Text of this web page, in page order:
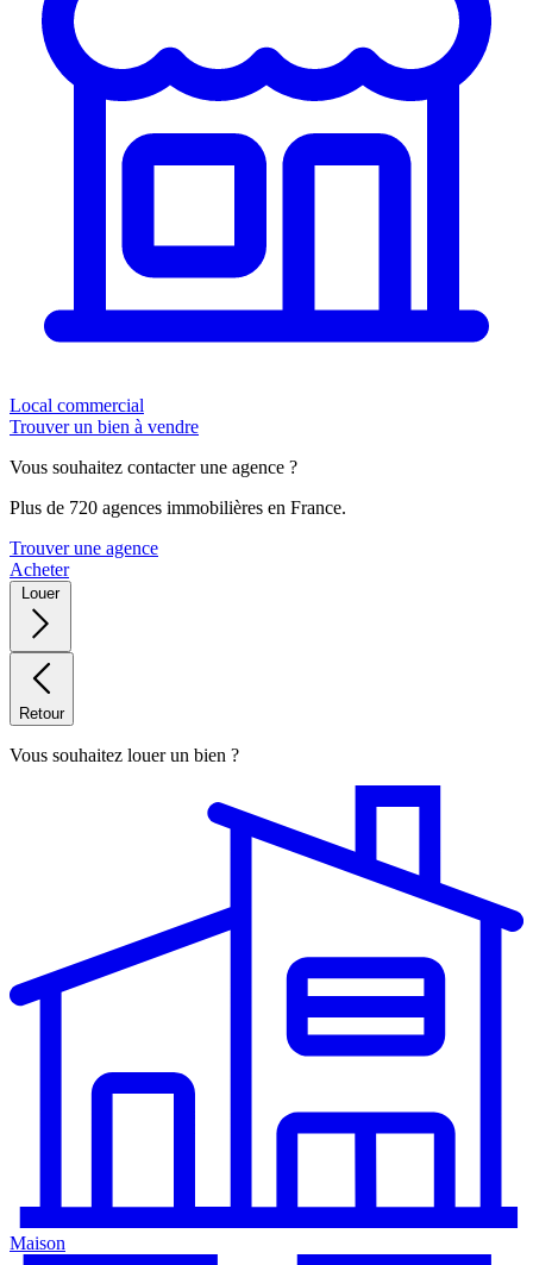
Local commercial
Trouver un bien à vendre
Vous souhaitez contacter une agence ?
Plus de 720 agences immobilières en France.
Trouver une agence
Acheter
Louer
Retour
Vous souhaitez louer un bien ?
Maison